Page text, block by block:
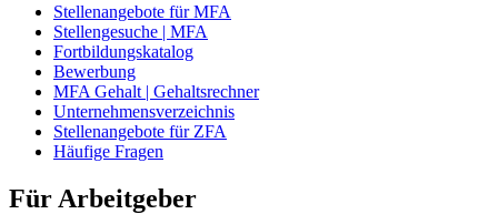
Stellenangebote für MFA
Stellengesuche | MFA
Fortbildungskatalog
Bewerbung
MFA Gehalt | Gehaltsrechner
Unternehmensverzeichnis
Stellenangebote für ZFA
Häufige Fragen
Für Arbeitgeber